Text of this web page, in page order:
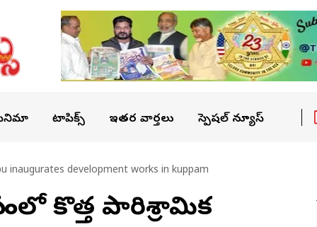
టాపిక్స్ ఇతర వార్తలు స్పెషల్ న్యూస్
inaugurates development works in kuppam
కొత్త పారిశ్రామిక